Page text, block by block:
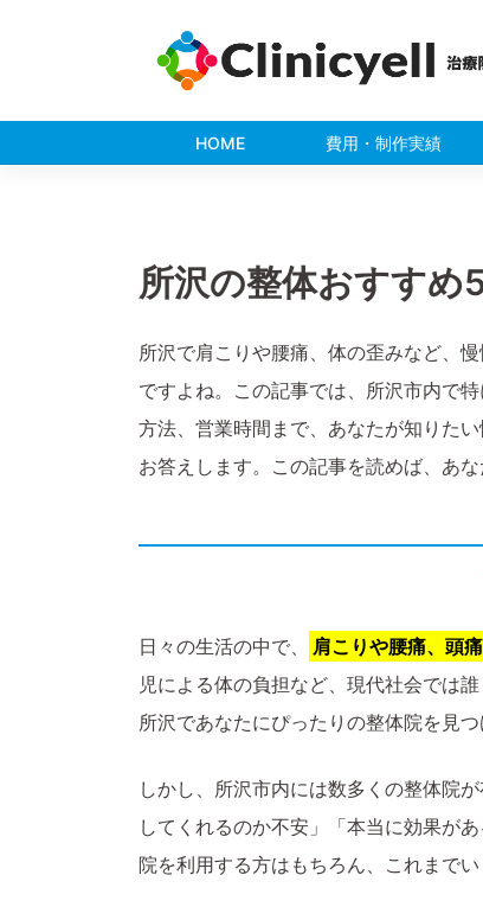
HOME 費用・制作実績
所沢の整体おすすめ
所沢で肩こりや腰痛、体の歪みなど、
ですよね。この記事では、所沢市内で
方法、営業時間まで、あなたが知りた
お答えします。この記事を読めば、あ
日々の生活の中で、 肩こりや腰痛、頭痛
児による体の負担など、現代社会では
所沢であなたにぴったりの整体院を見
しかし、所沢市内には数多くの整体院
してくれるのか不安」「本当に効果が
院を利用する方はもちろん、これまで